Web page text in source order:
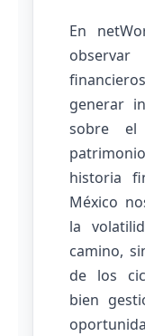
En
generar
sobre
historia
México
la
camino,
de los
bien